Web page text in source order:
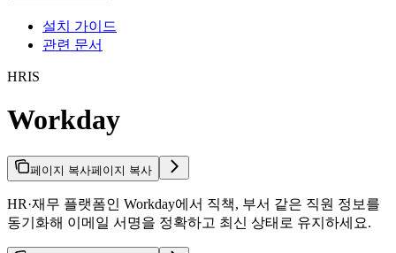
설치 가이드
관련 문서
HRIS
Workday
페이지 복사페이지 복사
HR·재무 플랫폼인 Workday에서 직책, 부서 같은 직원 정보를
동기화해 이메일 서명을 정확하고 최신 상태로 유지하세요.